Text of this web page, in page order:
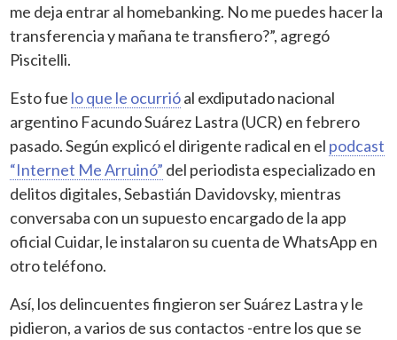
me deja entrar al homebanking. No me puedes hacer la
transferencia y mañana te transfiero?”, agregó
Piscitelli.
Esto fue lo que le ocurrióal exdiputado nacional
argentino Facundo Suárez Lastra (UCR) en febrero
pasado. Según explicó el dirigente radical en el podcast
“Internet Me Arruinó” del periodista especializado en
delitos digitales, Sebastián Davidovsky, mientras
conversaba con un supuesto encargado de la app
oficial Cuidar, le instalaron su cuenta de WhatsApp en
otro teléfono.
Así, los delincuentes fingieron ser Suárez Lastra y le
pidieron, a varios de sus contactos -entre los que se